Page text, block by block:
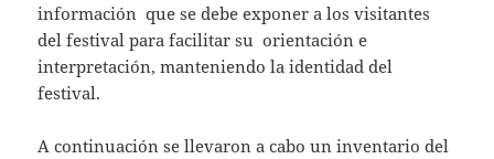
información que se debe exponer a los visitantes
del festival para facilitar su orientación e
interpretación, manteniendo la identidad del
festival.
A continuación se llevaron a cabo un inventario del